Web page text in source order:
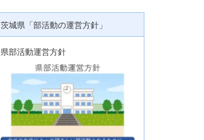
茨城県「部活動の運営方針」
県部活動運営方針